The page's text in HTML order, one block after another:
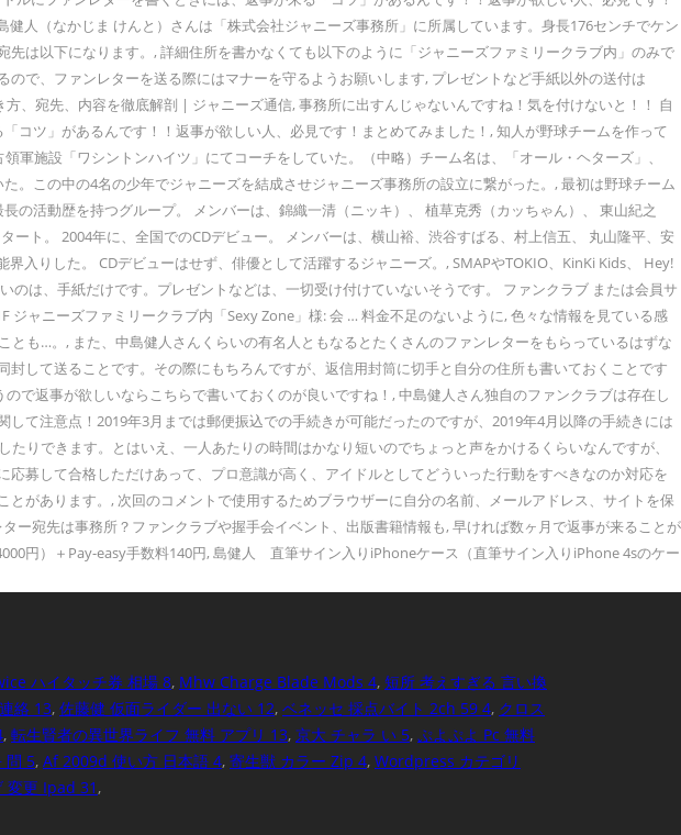
（なかじま けんと）さんは「株式会社ジャニーズ事務所」に所属しています。身長176センチでケン
は以下になります。, 詳細住所を書かなくても以下のように「ジャニーズファミリークラブ内」のみで
で、ファンレターを送る際にはマナーを守るようお願いします, プレゼントなど手紙以外の送付は
、宛先、内容を徹底解剖 | ジャニーズ通信, 事務所に出すんじゃないんですね！気を付けないと！！ 自
ツ」があるんです！！返事が欲しい人、必見です！まとめてみました！, 知人が野球チームを作って
施設「ワシントンハイツ」にてコーチをしていた。（中略）チーム名は、「オール・ヘターズ」、
。この中の4名の少年でジャニーズを結成させジャニーズ事務所の設立に繋がった。, 最初は野球チーム
活動歴を持つグループ。 メンバーは、錦織一清（ニッキ）、 植草克秀（カッちゃん）、 東山紀之
ト。 2004年に、全国でのCDデビュー。 メンバーは、横山裕、渋谷すばる、村上信五、 丸山隆平、安
入りした。 CDデビューはせず、俳優として活躍するジャニーズ。, SMAPやTOKIO、KinKi Kids、 Hey!
は、手紙だけです。プレゼントなどは、一切受け付けていないそうです。 ファンクラブ または会員サ
ャニーズファミリークラブ内「Sexy Zone」様: 会 … 料金不足のないように, 色々な情報を見ている感
も…。, また、中島健人さんくらいの有名人ともなるとたくさんのファンレターをもらっているはずな
して送ることです。その際にもちろんですが、返信用封筒に切手と自分の住所も書いておくことです
返事が欲しいならこちらで書いておくのが良いですね！, 中島健人さん独自のファンクラブは存在し
て注意点！2019年3月までは郵便振込での手続きが可能だったのですが、2019年4月以降の手続きには
りできます。とはいえ、一人あたりの時間はかなり短いのでちょっと声をかけるくらいなんですが、
募して合格しただけあって、プロ意識が高く、アイドルとしてどういった行動をすべきなのか対応を
があります。, 次回のコメントで使用するためブラウザーに自分の名前、メールアドレス、サイトを保
宛先は事務所？ファンクラブや握手会イベント、出版書籍情報も, 早ければ数ヶ月で返事が来ることが
円）＋Pay-easy手数料140円, 島健人 直筆サイン入りiPhoneケース（直筆サイン入りiPhone 4sのケー
ハイタッチ券 相場 8, Mhw Charge Blade Mods 4, 短所 考えすぎる 言い換
絡 13, 佐藤健 仮面ライダー 出ない 12, ベネッセ 採点バイト 2ch 59 4, クロス
, 転生賢者の異世界ライフ 無料 アプリ 13, 京大 チャラ い 5, ぷよぷよ Pc 無料
問 5, Af 2009d 使い方 日本語 4, 寄生獣 カラー Zip 4, Wordpress カテゴリ
変更 Ipad 31 ,